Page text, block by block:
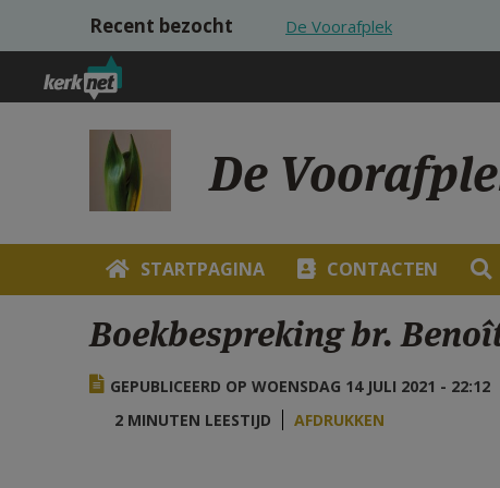
Overslaan en naar de inhoud gaan
Recent bezocht De Voorafplek
De
STARTPAGINA CONTACTEN
Boekbespreking br.
GEPUBLICEERD OP WOENSDAG 14 JULI 2021 - 22:12
2 MINUTEN LEESTIJD
AFDRUKKEN